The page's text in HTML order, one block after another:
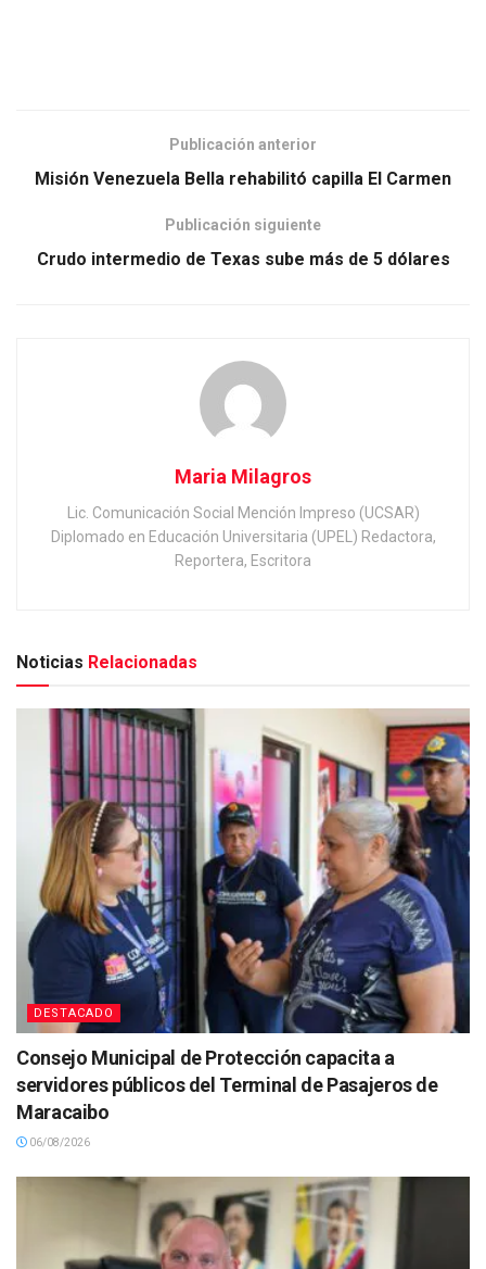
Publicación anterior
Misión Venezuela Bella rehabilitó capilla El Carmen
Publicación siguiente
Crudo intermedio de Texas sube más de 5 dólares
Maria Milagros
Lic. Comunicación Social Mención Impreso (UCSAR)
Diplomado en Educación Universitaria (UPEL) Redactora,
Reportera, Escritora
Noticias Relacionadas
DESTACADO
Consejo Municipal de Protección capacita a
servidores públicos del Terminal de Pasajeros de
Maracaibo
06/08/2026